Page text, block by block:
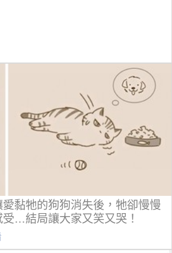
黏牠的狗狗消失後，牠卻慢慢
…結局讓大家又笑又哭！